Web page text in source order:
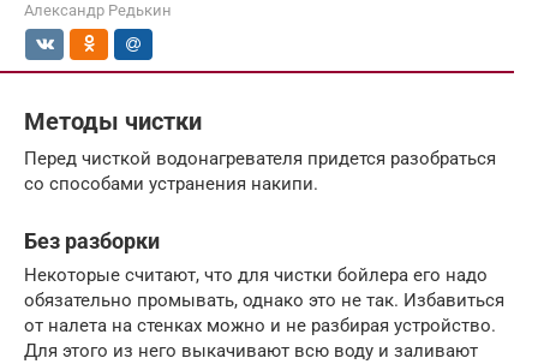
Александр Редькин
Методы чистки
Перед чисткой водонагревателя придется разобраться
со способами устранения накипи.
Без разборки
Некоторые считают, что для чистки бойлера его надо
обязательно промывать, однако это не так. Избавиться
от налета на стенках можно и не разбирая устройство.
Для этого из него выкачивают всю воду и заливают